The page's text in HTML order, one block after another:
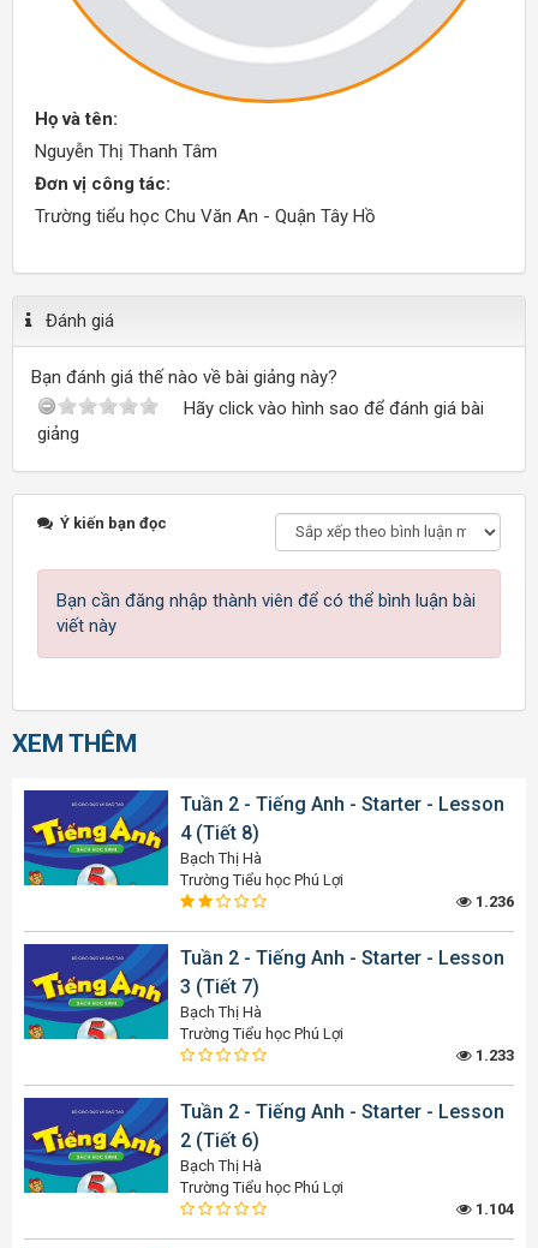
Họ và tên:
Nguyễn Thị Thanh Tâm
Đơn vị công tác:
Trường tiểu học Chu Văn An - Quận Tây Hồ
Đánh giá
Bạn đánh giá thế nào về bài giảng này?
Hãy click vào hình sao để đánh giá bài
giảng
Ý kiến bạn đọc
Bạn cần đăng nhập thành viên để có thể bình luận bài
viết này
XEM THÊM
Tuần 2 - Tiếng Anh - Starter - Lesson
4 (Tiết 8)
Bạch Thị Hà
Trường Tiểu học Phú Lợi
1.236
Tuần 2 - Tiếng Anh - Starter - Lesson
3 (Tiết 7)
Bạch Thị Hà
Trường Tiểu học Phú Lợi
1.233
Tuần 2 - Tiếng Anh - Starter - Lesson
2 (Tiết 6)
Bạch Thị Hà
Trường Tiểu học Phú Lợi
1.104